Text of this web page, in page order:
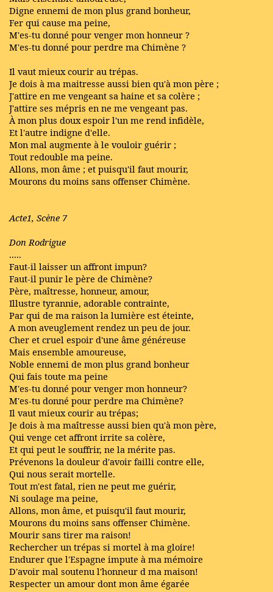
Digne ennemi de mon plus grand bonheur,
Fer qui cause ma peine,
M'es-tu donné pour venger mon honneur ?
M'es-tu donné pour perdre ma Chimène ?
Il vaut mieux courir au trépas.
Je dois à ma maitresse aussi bien qu'à mon père ;
J'attire en me vengeant sa haine et sa colère ;
J'attire ses mépris en ne me vengeant pas.
À mon plus doux espoir l'un me rend infidèle,
Et l'autre indigne d'elle.
Mon mal augmente à le vouloir guérir ;
Tout redouble ma peine.
Allons, mon âme ; et puisqu'il faut mourir,
Mourons du moins sans offenser Chimène.
Acte1, Scène 7
Don Rodrigue
.....
Faut-il laisser un affront impun?
Faut-il punir le père de Chimène?
Père, maîtresse, honneur, amour,
Illustre tyrannie, adorable contrainte,
Par qui de ma raison la lumière est éteinte,
A mon aveuglement rendez un peu de jour.
Cher et cruel espoir d'une âme généreuse
Mais ensemble amoureuse,
Noble ennemi de mon plus grand bonheur
Qui fais toute ma peine
M'es-tu donné pour venger mon honneur?
M'es-tu donné pour perdre ma Chimène?
Il vaut mieux courir au trépas;
Je dois à ma maîtresse aussi bien qu'à mon père,
Qui venge cet affront irrite sa colère,
Et qui peut le souffrir, ne la mérite pas.
Prévenons la douleur d'avoir failli contre elle,
Qui nous serait mortelle.
Tout m'est fatal, rien ne peut me guérir,
Ni soulage ma peine,
Allons, mon âme, et puisqu'il faut mourir,
Mourons du moins sans offenser Chimène.
Mourir sans tirer ma raison!
Rechercher un trépas si mortel à ma gloire!
Endurer que l'Espagne impute à ma mémoire
D'avoir mal soutenu l'honneur d ma maison!
Respecter un amour dont mon âme égarée